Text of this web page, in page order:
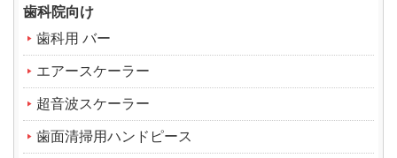
歯科院向け
歯科用 バー
エアースケーラー
超音波スケーラー
歯面清掃用ハンドピース